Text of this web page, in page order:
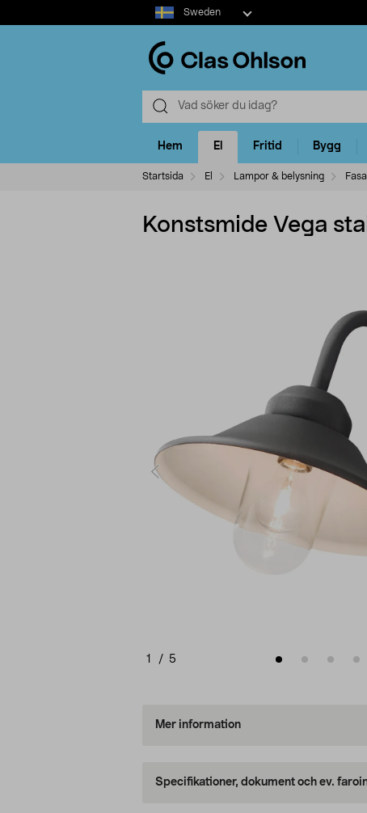
Select
market
Sweden
Hem El Fritid Bygg
Startsida El Lampor & belysning
Konstsmide Vega
1 / 5
Mer information
Specifikationer, dokument och ev.